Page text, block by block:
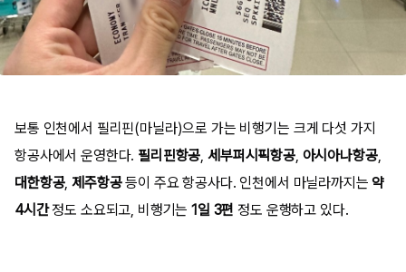
보통 인천에서 필리핀(마닐라)으로 가는 비행기는 크게 다섯 가지
항공사에서 운영한다. 필리핀항공, 세부퍼시픽항공, 아시아나항공,
대한항공,제주항공등이 주요 항공사다. 인천에서 마닐라까지는약
4시간정도 소요되고, 비행기는 1일 3편 정도 운행하고 있다.